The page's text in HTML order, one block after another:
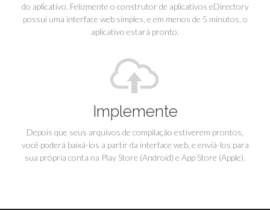
do aplicativo. Felizmente o construtor de aplicativos eDirectory
possui uma interface web simples, e em menos de 5 minutos, o
aplicativo estará pronto.
Implemente
Depois que seus arquivos de compilação estiverem prontos,
você poderá baixá-los a partir da interface web, e enviá-los para
sua própria conta na Play Store (Android) e App Store (Apple).